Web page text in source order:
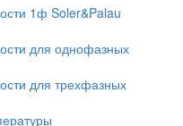
1ф Soler&Palau
для однофазных
для трехфазных